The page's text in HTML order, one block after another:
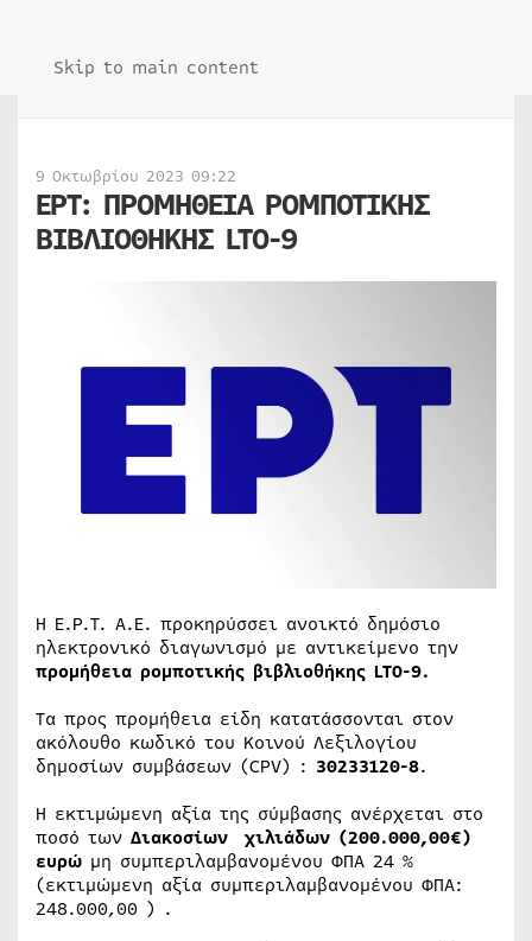
Skip to main content
9 Οκτωβρίου 2023 09:22
ΕΡΤ: ΠΡΟΜΗΘΕΙΑ ΡΟΜΠΟΤΙΚΗΣ
ΒΙΒΛΙΟΘΗΚΗΣ LTO-9
Η Ε.Ρ.Τ. Α.Ε. προκηρύσσει ανοικτό δημόσιο
ηλεκτρονικό διαγωνισμό με αντικείμενο την
προμήθεια ρομποτικής βιβλιοθήκης LTO-9.
Τα προς προμήθεια είδη κατατάσσονται στον
ακόλουθο κωδικό του Κοινού Λεξιλογίου
δημοσίων συμβάσεων (CPV) : 30233120-8.
Η εκτιμώμενη αξία της σύμβασης ανέρχεται στο
ποσό των Διακοσίων χιλιάδων (200.000,00€)
ευρώ μη συμπεριλαμβανομένου ΦΠΑ 24 %
(εκτιμώμενη αξία συμπεριλαμβανομένου ΦΠΑ:
248.000,00 ) .